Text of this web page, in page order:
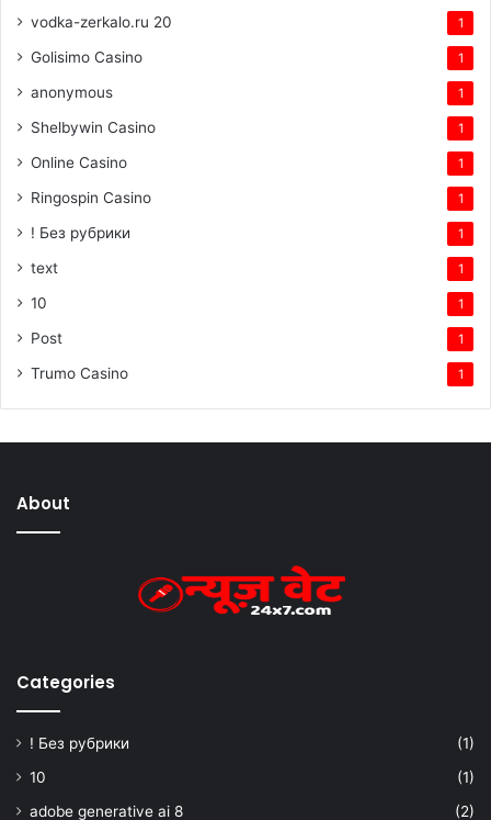
vodka-zerkalo.ru 20 1
Golisimo Casino 1
anonymous 1
Shelbywin Casino 1
Online Casino 1
Ringospin Casino 1
! Без рубрики 1
text 1
10 1
Post 1
Trumo Casino 1
About
Categories
! Без рубрики
(1)
10
(1)
adobe generative ai 8
(2)